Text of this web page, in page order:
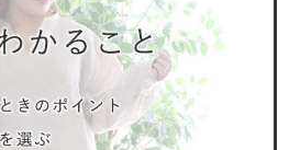
冬
ルズパジャマ
新着商品
- New Arrival -
かぶり スリーパー